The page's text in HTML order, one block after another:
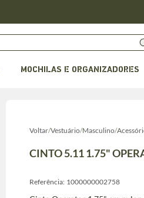
MOCHILAS E ORGANIZADORES
Voltar/Vestuário/Masculino/
CINTO 5.11 1.75"
Referência: 1000000002758